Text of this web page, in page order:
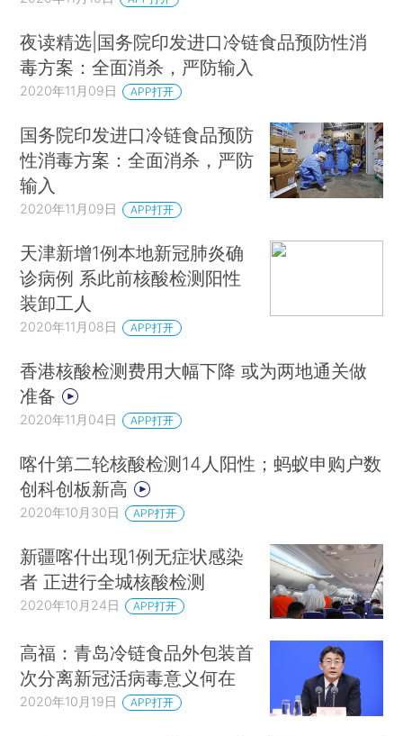
夜读精选|国务院印发进口冷链食品预防性消
毒方案：全面消杀，严防输入
2020年11月09日 APP打开
国务院印发进口冷链食品预防
性消毒方案：全面消杀，严防
输入
2020年11月09日 APP打开
天津新增1例本地新冠肺炎确
诊病例 系此前核酸检测阳性
装卸工人
2020年11月08日 APP打开
香港核酸检测费用大幅下降 或为两地通关做
准备
2020年11月04日 APP打开
喀什第二轮核酸检测14人阳性；蚂蚁申购户数
创科创板新高
2020年10月30日 APP打开
新疆喀什出现1例无症状感染
者 正进行全城核酸检测
2020年10月24日 APP打开
高福：青岛冷链食品外包装首
次分离新冠活病毒意义何在
2020年10月19日 APP打开